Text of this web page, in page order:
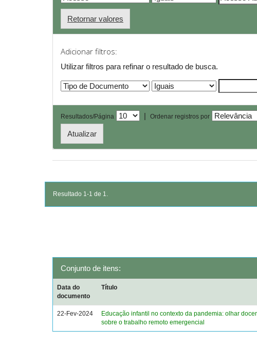
Retornar valores
Adicionar filtros:
Utilizar filtros para refinar o resultado de busca.
Resultados/Página | Ordenar registros por
Resultado 1-1 de 1.
Conjunto de itens:
Data do
documento
Título
22-Fev-2024
Educação infantil no contexto da pandemia: olhar
sobre o trabalho remoto emergencial